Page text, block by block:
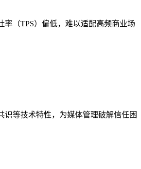
（TPS）偏低，难以适配高频商业场
等技术特性，为媒体管理破解信任困